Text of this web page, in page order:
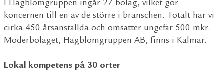
I Hagblomgruppen ingår 27 bolag, vilket gör
koncernen till en av de större i branschen. Totalt har vi
cirka 450 årsanställda och omsätter ungefär 500 mkr.
Moderbolaget, Hagblomgruppen AB, finns i Kalmar.
Lokal kompetens på 30 orter